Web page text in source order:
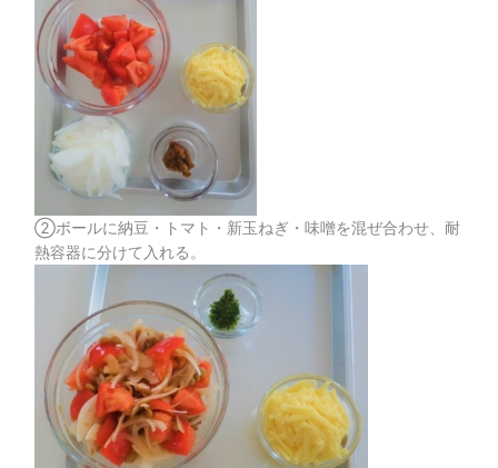
②ボールに納豆・トマト・新玉ねぎ・味噌を混ぜ合わせ、耐
熱容器に分けて入れる。